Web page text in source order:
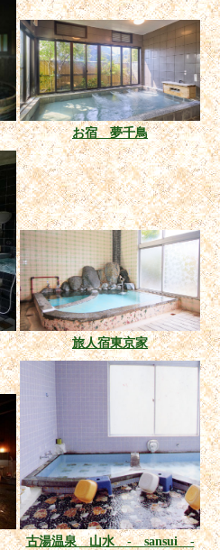
お宿 夢千鳥
旅人宿東京家
古湯温泉 山水 - sansui -